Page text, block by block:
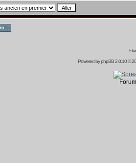
Powered byphpBB2.0.10 ©